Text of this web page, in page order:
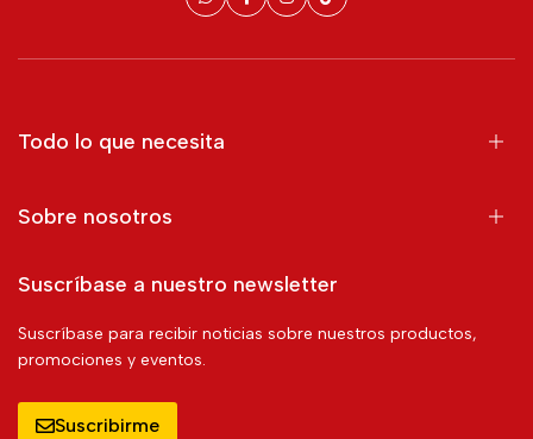
Todo lo que necesita
Sobre nosotros
Suscríbase a nuestro newsletter
Suscríbase para recibir noticias sobre nuestros productos,
promociones y eventos.
Suscribirme